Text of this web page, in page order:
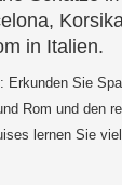
in Italien.
Erkunden Sie
Rom und den
lernen Sie